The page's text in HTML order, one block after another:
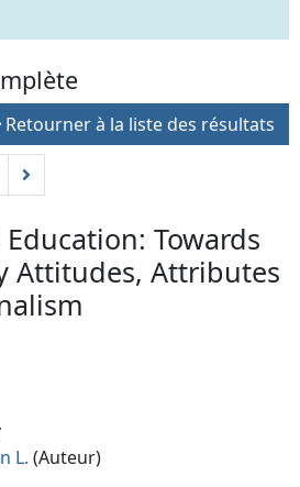
Retourner à la liste des résultats
Towards
Attitudes, Attributes
L. (Auteur)